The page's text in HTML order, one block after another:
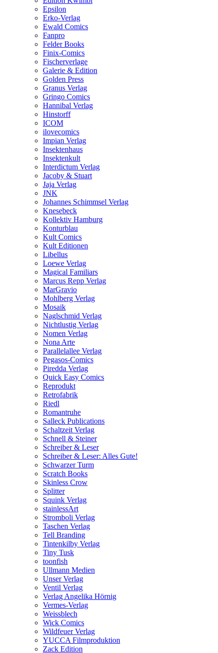
Epsilon
Erko-Verlag
Ewald Comics
Fanpro
Felder Books
Finix-Comics
Fischerverlage
Galerie & Edition
Golden Press
Granus Verlag
Gringo Comics
Hannibal Verlag
Hinstorff
ICOM
ilovecomics
Impian Verlag
Insektenhaus
Insektenkult
Interdictum Verlag
Jacoby & Stuart
Jaja Verlag
JNK
Johannes Schimmsel Verlag
Knesebeck
Kollektiv Hamburg
Konturblau
Kult Comics
Kult Editionen
Libellus
Loewe Verlag
Magical Familiars
Marcus Repp Verlag
MarGravio
Mohlberg Verlag
Mosaik
Naglschmid Verlag
Nichtlustig Verlag
Nomen Verlag
Nona Arte
Parallelallee Verlag
Pegasos-Comics
Piredda Verlag
Quick Easy Comics
Reprodukt
Retrofabrik
Riedl
Romantruhe
Salleck Publications
Schaltzeit Verlag
Schnell & Steiner
Schreiber & Leser
Schreiber & Leser: Alles Gute!
Schwarzer Turm
Scratch Books
Skinless Crow
Splitter
Squink Verlag
stainlessArt
Stromboli Verlag
Taschen Verlag
Tell Branding
Tintenkilby Verlag
Tiny Tusk
toonfish
Ullmann Medien
Unser Verlag
Ventil Verlag
Verlag Angelika Hörnig
Vermes-Verlag
Weissblech
Wick Comics
Wildfeuer Verlag
YUCCA Filmproduktion
Zack Edition